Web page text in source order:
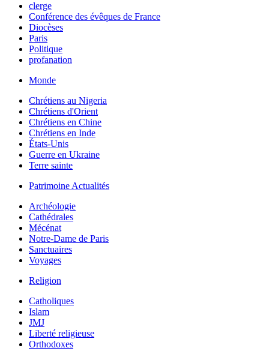
clerge
Conférence des évêques de France
Diocèses
Paris
Politique
profanation
Monde
Chrétiens au Nigeria
Chrétiens d'Orient
Chrétiens en Chine
Chrétiens en Inde
États-Unis
Guerre en Ukraine
Terre sainte
Patrimoine Actualités
Archéologie
Cathédrales
Mécénat
Notre-Dame de Paris
Sanctuaires
Voyages
Religion
Catholiques
Islam
JMJ
Liberté religieuse
Orthodoxes